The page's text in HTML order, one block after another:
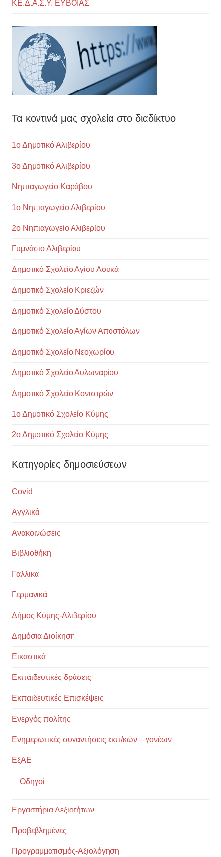
ΚΕ.Δ.Α.Σ.Υ. ΕΥΒΟΙΑΣ
Τα κοντινά μας σχολεία στο διαδίκτυο
1ο Δημοτικό Αλιβερίου
3ο Δημοτικό Αλιβερίου
Νηπιαγωγείο Καράβου
1ο Νηπιαγωγείο Αλιβερίου
2ο Νηπιαγωγείο Αλιβερίου
Γυμνάσιο Αλιβερίου
Δημοτικό Σχολείο Αγίου Λουκά
Δημοτικό Σχολείο Κριεζών
Δημοτικό Σχολείο Δύστου
Δημοτικό Σχολείο Αγίων Αποστόλων
Δημοτικό Σχολείο Νεοχωρίου
Δημοτικό Σχολείο Αυλωναρίου
Δημοτικό Σχολείο Κονιστρών
1ο Δημοτικό Σχολείο Κύμης
2ο Δημοτικό Σχολείο Κύμης
Κατηγορίες δημοσιεύσεων
Covid
Αγγλικά
Ανακοινώσεις
Βιβλιοθήκη
Γαλλικά
Γερμανικά
Δήμος Κύμης-Αλιβερίου
Δημόσια Διοίκηση
Εικαστικά
Εκπαιδευτικές δράσεις
Εκπαιδευτικές Επισκέψεις
Ενεργός πολίτης
Ενημερωτικές συναντήσεις εκπ/κών – γονέων
ΕξΑΕ
Οδηγοί
Εργαστήρια Δεξιοτήτων
Προβεβλημένες
Προγραμματισμός-Αξιολόγηση